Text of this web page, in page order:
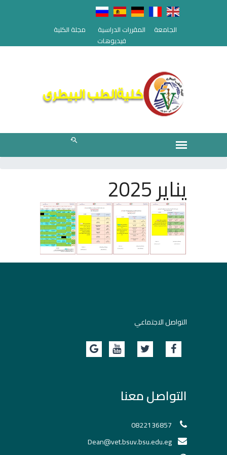
الجامعة المقررات الدراسية
مجلة الكلية
فيديوهات
يناير 2025
التواصل الاجتماعي
التواصل معنا
0822136857
Dean@vet.bsuv.bsu.edu.eg